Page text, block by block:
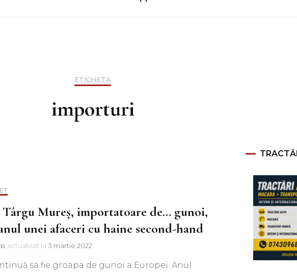
ETICHETA
importuri
Mureș, importatoare de… gunoi,
unei afaceri cu haine second-hand
actualizat la 3 martie 2022
sa fie groapa de gunoi a Europei. Anul